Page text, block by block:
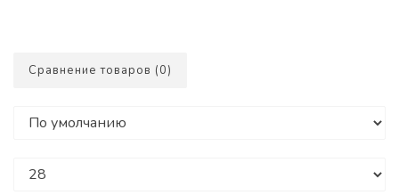
Сравнение товаров (0)